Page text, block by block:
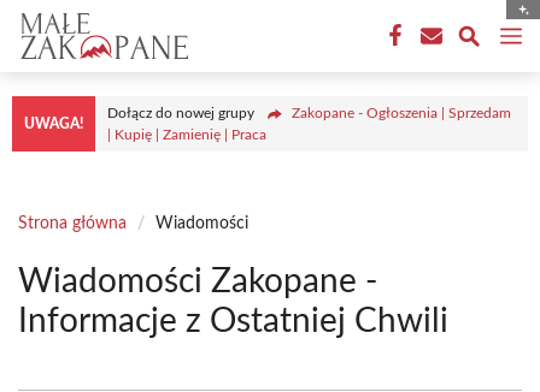
Przejdź
treści
UWAGA!
Dołącz do nowej grupy
Zakopane - Ogłoszenia | Sprzedam
| Kupię | Zamienię | Praca
Strona główna / Wiadomości
Wiadomości Zakopane -
Informacje z Ostatniej Chwili